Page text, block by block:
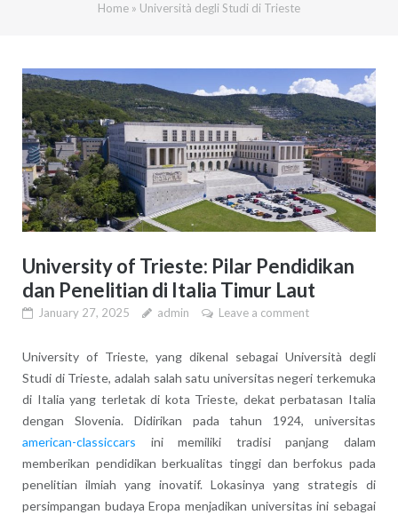
Home » Università degli Studi di Trieste
University of Trieste: Pilar Pendidikan
dan Penelitian di Italia Timur Laut
January 27, 2025 admin Leave a comment
University of Trieste, yang dikenal sebagai Università degli
Studi di Trieste, adalah salah satu universitas negeri terkemuka
di Italia yang terletak di kota Trieste, dekat perbatasan Italia
dengan Slovenia. Didirikan pada tahun 1924, universitas
american-classiccars ini memiliki tradisi panjang dalam
memberikan pendidikan berkualitas tinggi dan berfokus pada
penelitian ilmiah yang inovatif. Lokasinya yang strategis di
persimpangan budaya Eropa menjadikan universitas ini sebagai